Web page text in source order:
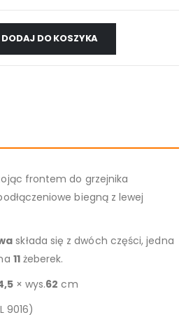
DODAJ DO KOSZYKA
frontem do grzejnika
biegną z lewej
składa się z dwóch części, jedna
11żeberek.
× wys.62 cm
9016)